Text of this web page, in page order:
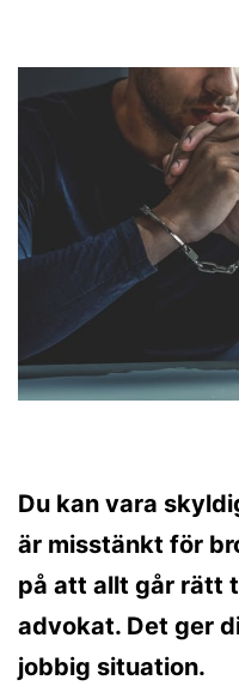
Du kan vara
är misstänkt för
på att allt går rätt
advokat. Det ger
jobbig situation.